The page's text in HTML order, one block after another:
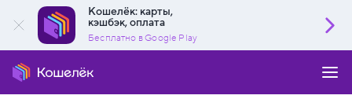
Кошелёк: карты,
кэшбэк, оплата
Бесплатно в Google Play